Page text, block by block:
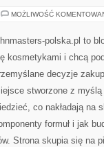
MOŻLIWOŚĆ
polska.pl to
kosmetykami i chcą
decyzje
stworzone z
co nakładają na
formuł i jak
Strona skupia się na